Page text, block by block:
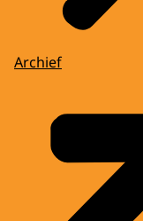
Archief